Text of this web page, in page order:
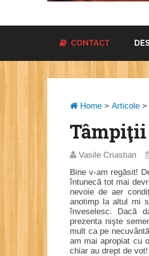
CONTACT
Home >Articole
Tâmpiţii
Vasile Criastian
Bine v-am regăsit!
întunecă tot mai
nevoie de aer
anotimp la altul mi
înveselesc. Dacă
prezenta nişte
mult ca pe
am mai apropiat cu
chiar au drept de